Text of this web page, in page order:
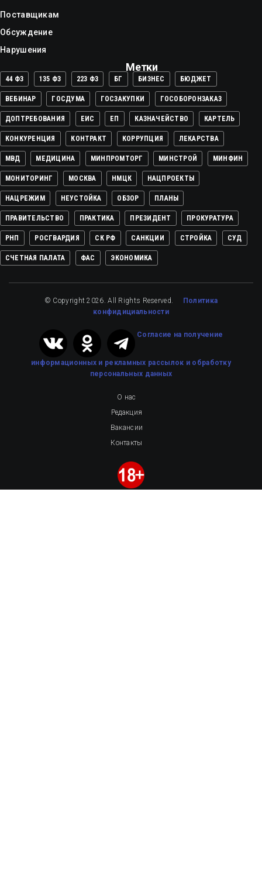
Поставщикам
Обсуждение
Нарушения
Метки
44 ФЗ 135 ФЗ 223 ФЗ БГ БИЗНЕС БЮДЖЕТ
ВЕБИНАР ГОСДУМА ГОСЗАКУПКИ ГОСОБОРОНЗАКАЗ
ДОПТРЕБОВАНИЯ ЕИС ЕП КАЗНАЧЕЙСТВО КАРТЕЛЬ
КОНКУРЕНЦИЯ КОНТРАКТ КОРРУПЦИЯ ЛЕКАРСТВА
МВД МЕДИЦИНА МИНПРОМТОРГ МИНСТРОЙ МИНФИН
МОНИТОРИНГ МОСКВА НМЦК НАЦПРОЕКТЫ
НАЦРЕЖИМ НЕУСТОЙКА ОБЗОР ПЛАНЫ
ПРАВИТЕЛЬСТВО ПРАКТИКА ПРЕЗИДЕНТ ПРОКУРАТУРА
РНП РОСГВАРДИЯ СК РФ САНКЦИИ СТРОЙКА СУД
СЧЕТНАЯ ПАЛАТА ФАС ЭКОНОМИКА
© Copyright 2026. All Rights Reserved. Политика
конфидициальности
Cогласие на получение
информационных и рекламных рассылок и обработку
персональных данных
О нас
Редакция
Вакансии
Контакты